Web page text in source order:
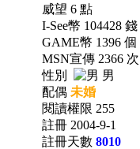
威望 6 點
I-See幣 104428 錢
GAME幣 1396 個
MSN宣傳 2366 次
性別
男
配偶 未婚
閱讀權限 255
註冊 2004-9-1
註冊天數 8010